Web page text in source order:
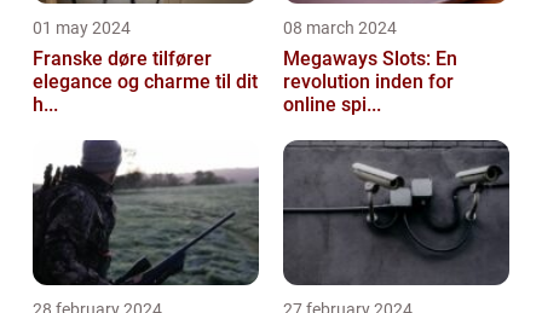
01 may 2024
Franske døre tilfører
elegance og charme til dit
h...
08 march 2024
Megaways Slots: En
revolution inden for
online spi...
28 february 2024 27 february 2024